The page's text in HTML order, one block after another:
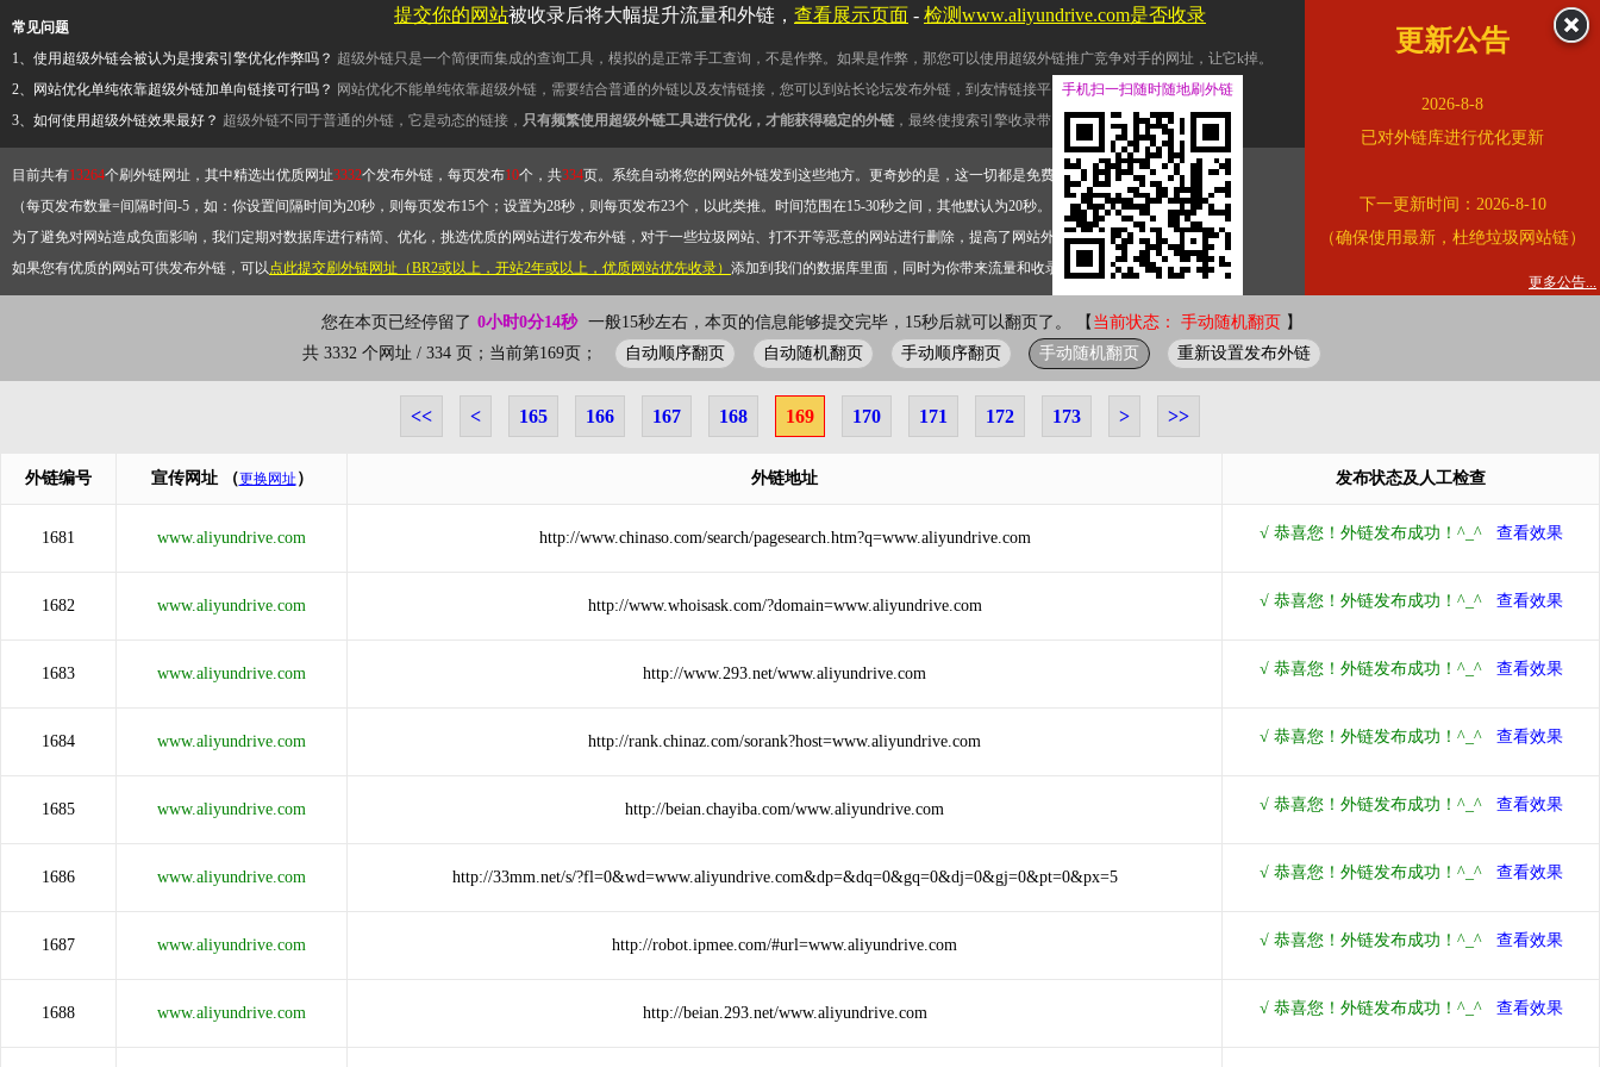
常见问题
1、使用超级外链会被认为是搜索引擎优化作弊吗？ 超级外链只是一个简便而集成的查询工具，模拟的是正常手工查询，不是作弊。如果是作弊，那您可以使用超级外链推广竞争对手的网址，让它k掉。
2、网站优化单纯依靠超级外链加单向链接可行吗？ 网站优化不能单纯依靠超级外链，需要结合普通的外链以及友情链接，您可以到站长论坛发布外链，到友情链接平台交换友情链接。
3、如何使用超级外链效果最好？ 超级外链不同于普通的外链，它是动态的链接， 只有频繁使用超级外链工具进行优化，才能获得稳定的外链 ，最终使搜索引擎收录带网址的查询页面。
目前共有13264个刷外链网址，其中精选出优质网址3332个发布外链，每页发布10个，共334页。系统自动将您的网站外链发到这些地方。更奇妙的是，这一切都是免费的。
（每页发布数量=间隔时间-5，如：你设置间隔时间为20秒，则每页发布15个；设置为28秒，则每页发布23个，以此类推。时间范围在15-30秒之间，其他默认为20秒。）
为了避免对网站造成负面影响，我们定期对数据库进行精简、优化，挑选优质的网站进行发布外链，对于一些垃圾网站、打不开等恶意的网站进行删除，提高了网站外链的质量。
如果您有优质的网站可供发布外链，可以点此提交刷外链网址（BR2或以上，开站2年或以上，优质网站优先收录） 添加到我们的数据库里面，同时为你带来流量和收录。 错误外链纠正
您在本页已经停留了 0小时0分14秒 一般15秒左右，本页的信息能够提交完毕，15秒后就可以翻页了。 【 当前状态： 手动随机翻页 】
共 3332 个网址 / 334 页；当前第169页；
自动顺序翻页 自动随机翻页 手动顺序翻页 手动随机翻页 重新设置发布外链
<< < 165 166 167 168 169 170 171 172 173 > >>
外链编号 宣传网址 （更换网址 ） 外链地址 发布状态及人工检查
1681 www.aliyundrive.com http://www.chinaso.com/search/pagesearch.htm?q=www.aliyundrive.com
1682 www.aliyundrive.com http://www.whoisask.com/?domain=www.aliyundrive.com
1683 www.aliyundrive.com http://www.293.net/www.aliyundrive.com
1684 www.aliyundrive.com http://rank.chinaz.com/sorank?host=www.aliyundrive.com
1685 www.aliyundrive.com http://beian.chayiba.com/www.aliyundrive.com
1686 www.aliyundrive.com http://33mm.net/s/?fl=0&wd=www.aliyundrive.com&dp=&dq=0&gq=0&dj=0&gj=0&pt=0&px=5
1687 www.aliyundrive.com http://robot.ipmee.com/#url=www.aliyundrive.com
1688 www.aliyundrive.com http://beian.293.net/www.aliyundrive.com
提交你的网站被收录后将大幅提升流量和外链， 查看展示页面 - 检测www.aliyundrive.com是否收录
更新公告
2026-8-8
已对外链库进行优化更新
下一更新时间：2026-8-10
（确保使用最新，杜绝垃圾网站链）
更多公告...
手机扫一扫随时随地刷外链